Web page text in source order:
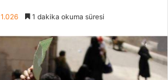
1.026 1 dakika okuma süresi